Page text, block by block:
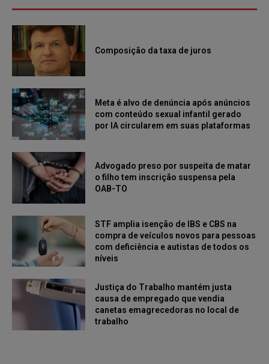
Composição da taxa de juros
Meta é alvo de denúncia após anúncios
com conteúdo sexual infantil gerado
por IA circularem em suas plataformas
Advogado preso por suspeita de matar
o filho tem inscrição suspensa pela
OAB-TO
STF amplia isenção de IBS e CBS na
compra de veículos novos para pessoas
com deficiência e autistas de todos os
níveis
Justiça do Trabalho mantém justa
causa de empregado que vendia
canetas emagrecedoras no local de
trabalho